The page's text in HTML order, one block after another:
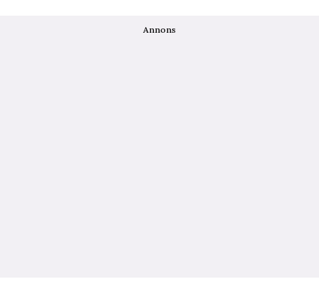
Annons